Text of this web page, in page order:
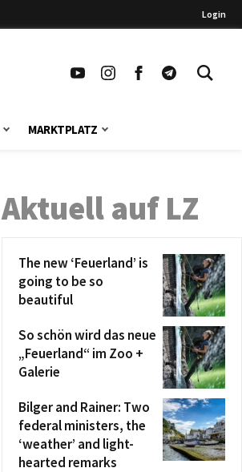
Login
MARKTPLATZ
Aktuell auf LZ
The new ‘Feuerland’ is
going to be so
beautiful
So schön wird das neue
„Feuerland“ im Zoo +
Galerie
Bilger and Rainer: Two
federal ministers, the
‘weather’ and light-
hearted remarks